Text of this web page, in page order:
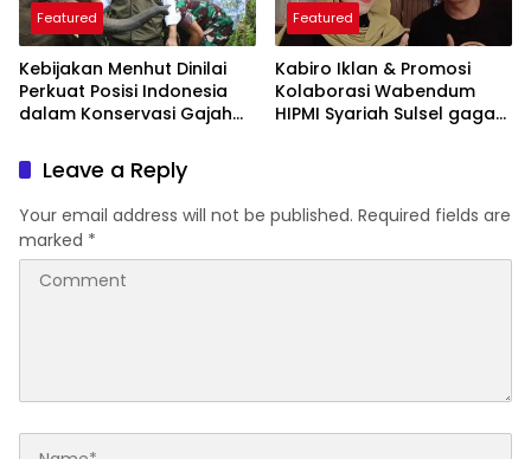
Featured
Kebijakan Menhut Dinilai
Perkuat Posisi Indonesia
dalam Konservasi Gajah
Featured
Kabiro Iklan & Promosi
Kolaborasi Wabendum
HIPMI Syariah Sulsel gagas
Leave a Reply
Your email address will not be published. Required fields are
marked *